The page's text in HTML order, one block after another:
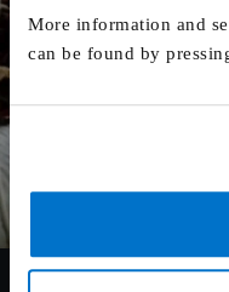
More information and
can be found by
5.2/10